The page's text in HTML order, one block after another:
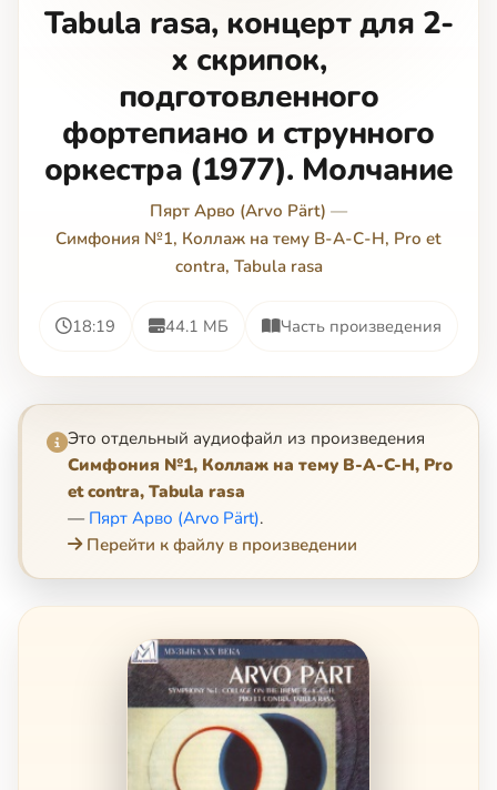
Tabula rasa, концерт для 2-
х скрипок,
подготовленного
фортепиано и струнного
оркестра (1977). Молчание
Пярт Арво (Arvo Pärt) —
Симфония №1, Коллаж на тему B-A-C-H, Pro et
contra, Tabula rasa
18:19 44.1 МБ Часть произведения
Это отдельный аудиофайл из произведения
Симфония №1, Коллаж на тему B-A-C-H, Pro
et contra, Tabula rasa
— Пярт Арво (Arvo Pärt).
Перейти к файлу в произведении